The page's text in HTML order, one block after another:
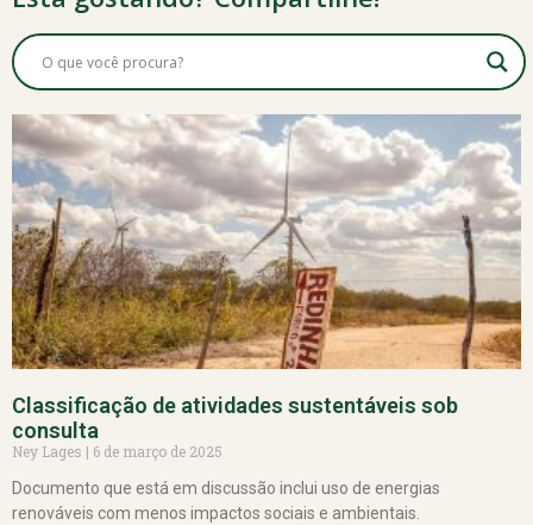
Classificação de atividades sustentáveis sob
consulta
Ney Lages
6 de março de 2025
Documento que está em discussão inclui uso de energias
renováveis com menos impactos sociais e ambientais.